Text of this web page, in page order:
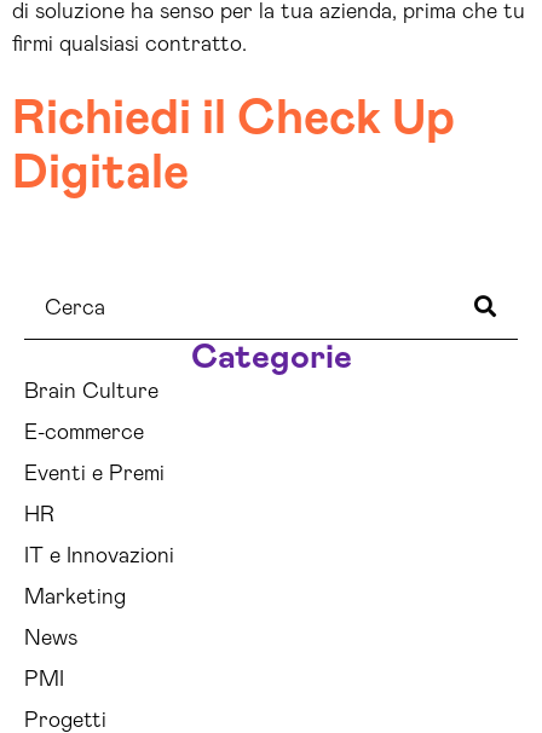
di soluzione ha senso per la tua azienda, prima che tu
firmi qualsiasi contratto.
Richiedi il Check Up
Digitale
Categorie
Brain Culture
E-commerce
Eventi e Premi
HR
IT e Innovazioni
Marketing
News
PMI
Progetti